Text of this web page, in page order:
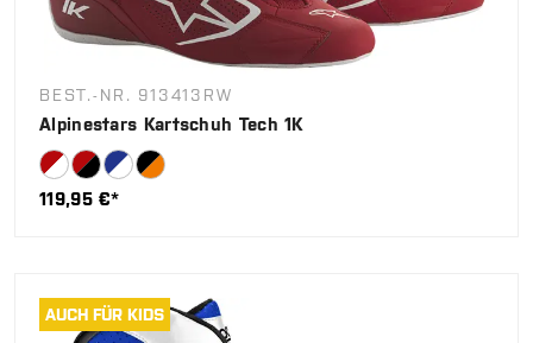
BEST.-NR. 913413RW
Alpinestars Kartschuh Tech 1K
119,95 €*
AUCH FÜR KIDS